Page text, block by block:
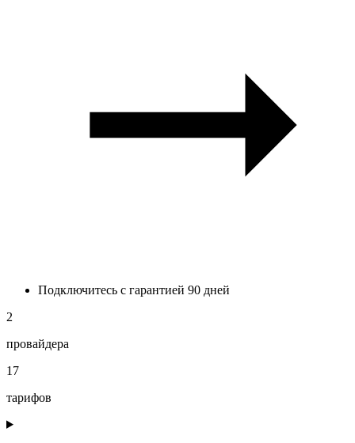
Подключитесь с гарантией 90 дней
2
провайдера
17
тарифов